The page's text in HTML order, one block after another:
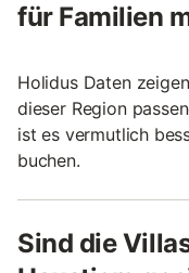
für Familien
Holidus Daten
dieser Region
ist es vermutlich
buchen.
Sind die